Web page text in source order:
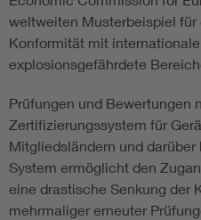
weltweiten Musterbeispiel für
Konformität mit
explosionsgefährdete
Prüfungen und Bewertungen
Zertifizierungssystem für
Mitgliedsländern und darüber
System ermöglicht den
eine drastische Senkung der
mehrmaliger erneuter